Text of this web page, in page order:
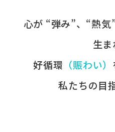
心が​ “弾み”、​“熱
生ま
好循環 ​（賑わい）
私たちの​目